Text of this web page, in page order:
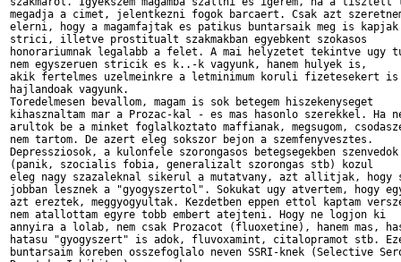
megadja a cimet, jelentkezni fogok barcaert. Csak azt
elerni, hogy a magamfajtak es patikus buntarsaik meg is
strici, illetve prostitualt szakmakban egyebkent szokasos
honorariumnak legalabb a felet. A mai helyzetet tekintve ugy
nem egyszeruen stricik es k..-k vagyunk, hanem hulyek is,
akik fertelmes uzelmeinkre a letminimum koruli fizetesekert
hajlandoak vagyunk.
Toredelmesen bevallom, magam is sok betegem hiszekenyseget
kihasznaltam mar a Prozac-kal - es mas hasonlo szerekkel. Ha
arultok be a minket foglalkoztato maffianak, megsugom,
nem tartom. De azert eleg sokszor bejon a szemfenyvesztes.
Depressziosok, a kulonfele szorongasos betegsegekben
(panik, szocialis fobia, generalizalt szorongas stb) kozul
eleg nagy szazaleknal sikerul a mutatvany, azt allitjak, hogy
jobban lesznek a "gyogyszertol". Sokukat ugy atvertem, hogy
azt ereztek, meggyogyultak. Kezdetben eppen ettol kaptam
nem atallottam egyre tobb embert atejteni. Hogy ne logjon ki
annyira a lolab, nem csak Prozacot (fluoxetine), hanem mas,
hatasu "gyogyszert" is adok, fluvoxamint, citalopramot stb.
buntarsaim koreben osszefoglalo neven SSRI-knek (Selective